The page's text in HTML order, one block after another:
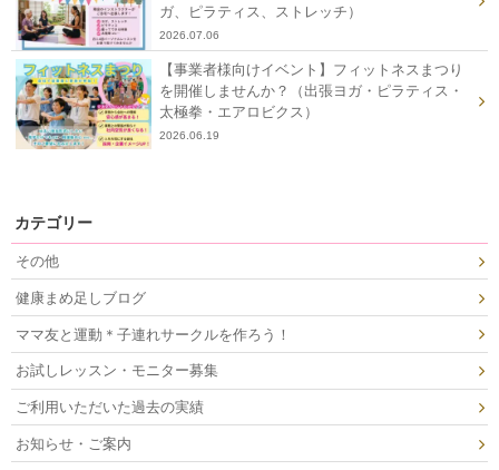
ガ、ピラティス、ストレッチ）
2026.07.06
【事業者様向けイベント】フィットネスまつり
を開催しませんか？（出張ヨガ・ピラティス・
太極拳・エアロビクス）
2026.06.19
カテゴリー
その他
健康まめ足しブログ
ママ友と運動＊子連れサークルを作ろう！
お試しレッスン・モニター募集
ご利用いただいた過去の実績
お知らせ・ご案内